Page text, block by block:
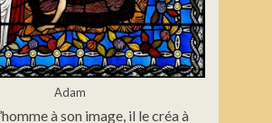
Adam
à son image, il le créa à